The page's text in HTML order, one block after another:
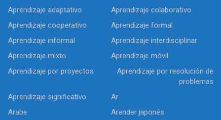
Aprendizaje adaptativo
Aprendizaje colaborativo
Aprendizaje cooperativo
Aprendizaje formal
Aprendizaje informal
Aprendizaje interdisciplinar
Aprendizaje mixto
Aprendizaje móvil
Aprendizaje por proyectos
Aprendizaje por resolución de
problemas
Aprendizaje significativo
Ar
Arabe
Arender japonés